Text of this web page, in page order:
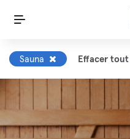
Sauna Effacer tout